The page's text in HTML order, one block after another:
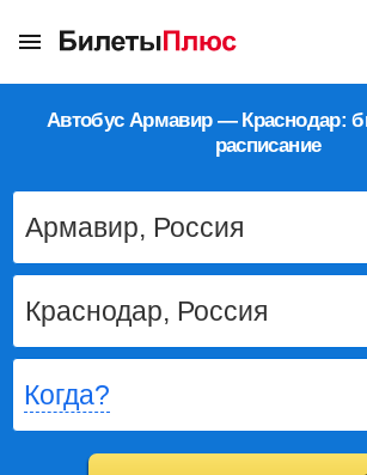
Автобус Армавир — Краснодар:
расписание
Когда?